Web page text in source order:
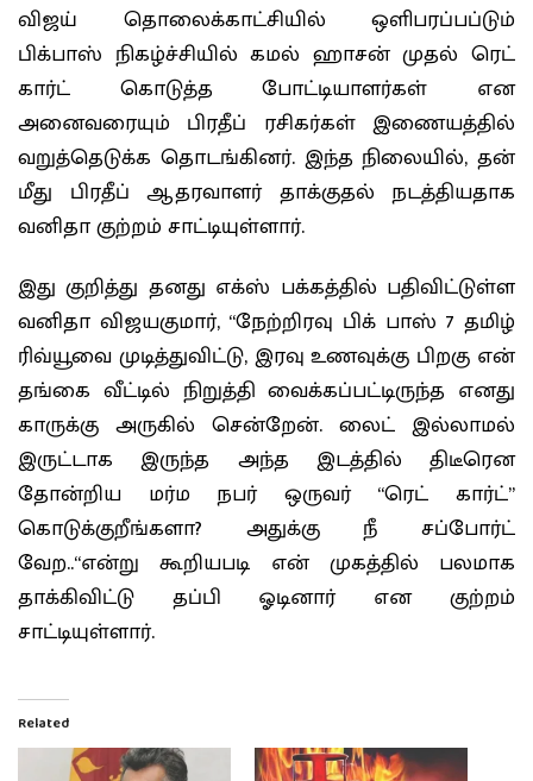
விஜய் தொலைக்காட்சியில் ஒளிபரப்பப்டும்
பிக்பாஸ் நிகழ்ச்சியில் கமல் ஹாசன் முதல் ரெட்
கார்ட் கொடுத்த போட்டியாளர்கள் என
அனைவரையும் பிரதீப் ரசிகர்கள் இணையத்தில்
வறுத்தெடுக்க தொடங்கினர். இந்த நிலையில், தன்
மீது பிரதீப் ஆதரவாளர் தாக்குதல் நடத்தியதாக
வனிதா குற்றம் சாட்டியுள்ளார்.
இது குறித்து தனது எக்ஸ் பக்கத்தில் பதிவிட்டுள்ள
வனிதா விஜயகுமார், “நேற்றிரவு பிக் பாஸ் 7 தமிழ்
ரிவ்யூவை முடித்துவிட்டு, இரவு உணவுக்கு பிறகு என்
தங்கை வீட்டில் நிறுத்தி வைக்கப்பட்டிருந்த எனது
காருக்கு அருகில் சென்றேன். லைட் இல்லாமல்
இருட்டாக இருந்த அந்த இடத்தில் திடீரென
தோன்றிய மர்ம நபர் ஒருவர் “ரெட் கார்ட்”
கொடுக்குறீங்களா? அதுக்கு நீ சப்போர்ட்
வேற..“என்று கூறியபடி என் முகத்தில் பலமாக
தாக்கிவிட்டு தப்பி ஓடினார் என குற்றம்
சாட்டியுள்ளார்.
Related